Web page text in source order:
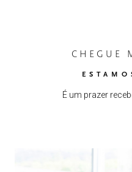
CHEGUE
É um prazer